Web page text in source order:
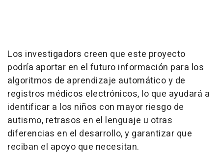
Los investigadors creen que este proyecto
podría aportar en el futuro información para los
algoritmos de aprendizaje automático y de
registros médicos electrónicos, lo que ayudará a
identificar a los niños con mayor riesgo de
autismo, retrasos en el lenguaje u otras
diferencias en el desarrollo, y garantizar que
reciban el apoyo que necesitan.